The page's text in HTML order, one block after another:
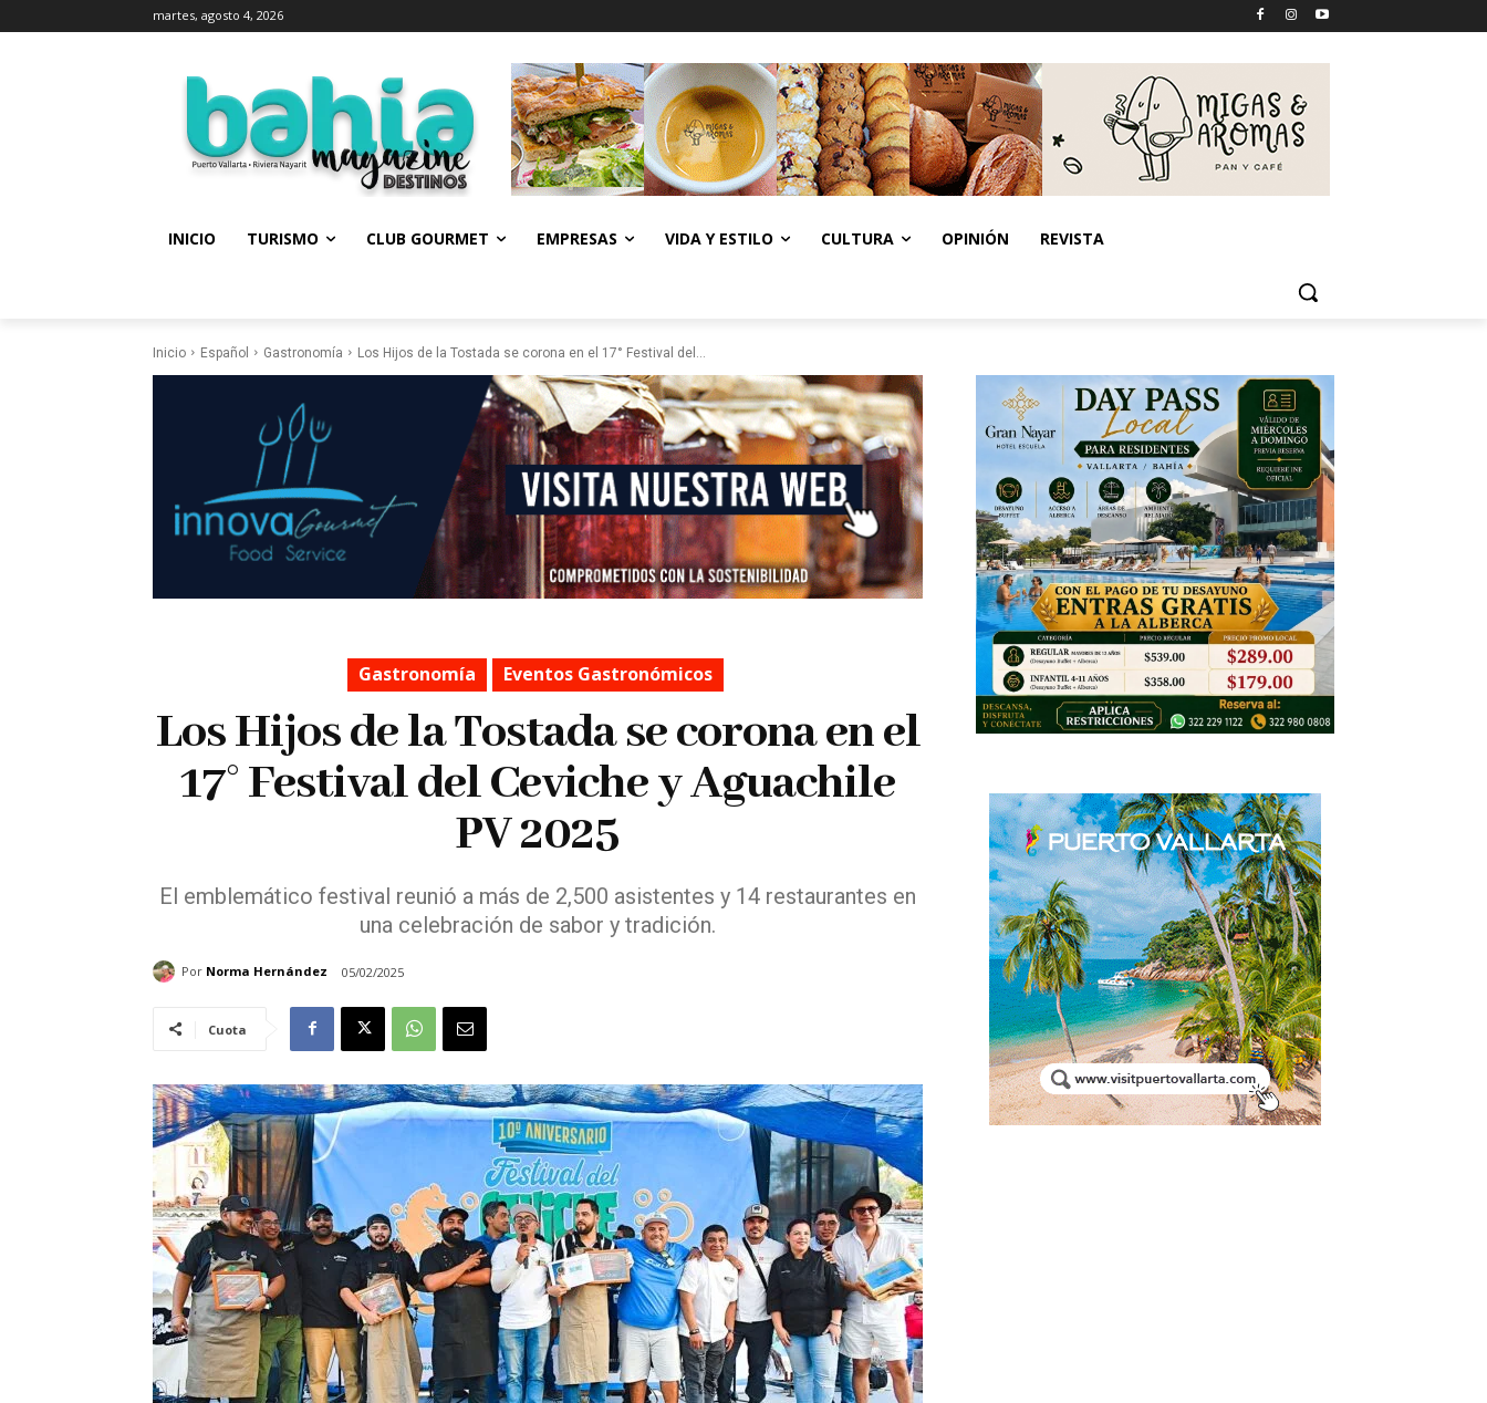
martes, agosto 4, 2026
INICIO TURISMO CLUB GOURMET EMPRESAS VIDA Y ESTILO CULTURA OPINIÓN REVISTA
Inicio Español Gastronomía Los Hijos de la Tostada se corona en el 17° Festival del...
Gastronomía Eventos Gastronómicos
Los Hijos de la Tostada se corona en el
17° Festival del Ceviche y Aguachile
PV 2025
El emblemático festival reunió a más de 2,500 asistentes y 14 restaurantes en
una celebración de sabor y tradición.
Por Norma Hernández 05/02/2025
Cuota